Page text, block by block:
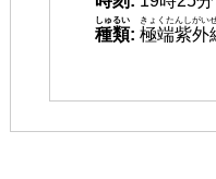
種類
しゅるい
: 極端紫外
きょくたんしがい